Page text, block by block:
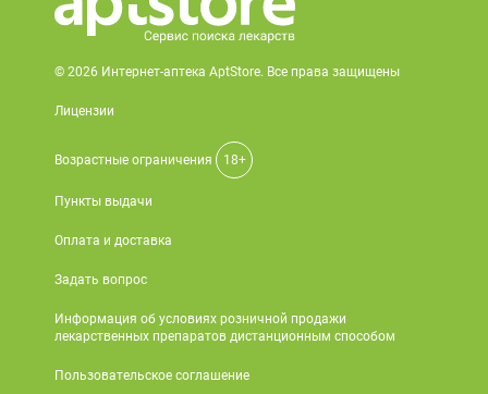
© 2026 Интернет-аптека AptStore. Все права защищены
Лицензии
Возрастные ограничения 18+
Пункты выдачи
Оплата и доставка
Задать вопрос
Информация об условиях розничной продажи
лекарственных препаратов дистанционным способом
Пользовательское соглашение